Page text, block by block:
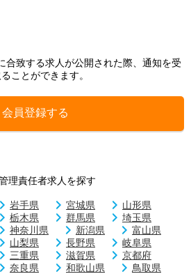
合致する求人が公開された際、通知を受
ことができます。
会員登録する
理責任者求人を探す
岩手県 宮城県
山形県
栃木県 群馬県
埼玉県
神奈川県 新潟県
富山県
山梨県 長野県
岐阜県
三重県 滋賀県
京都府
奈良県 和歌山県
鳥取県